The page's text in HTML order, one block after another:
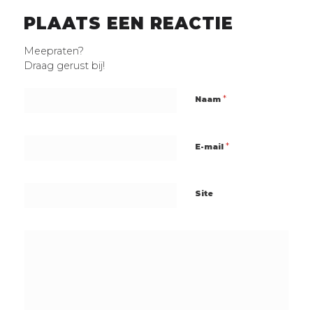
PLAATS EEN REACTIE
Meepraten?
Draag gerust bij!
Naam *
E-mail *
Site